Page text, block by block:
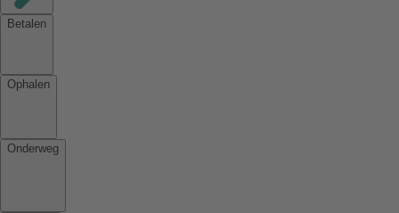
Betalen
Ophalen
Onderweg